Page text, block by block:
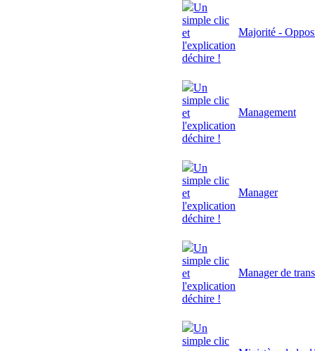
Un
simple clic
et
l'explication
déchire !
Majorité -
Un
simple clic
et
l'explication
déchire !
Management
Un
simple clic
et
l'explication
déchire !
Manager
Un
simple clic
et
l'explication
déchire !
Manager de
Un
simple clic